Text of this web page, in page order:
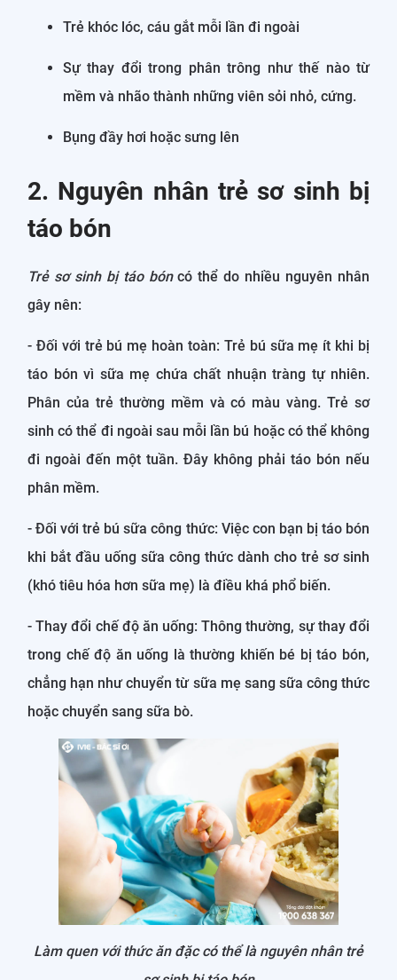
Trẻ khóc lóc, cáu gắt mỗi lần đi ngoài
Sự thay đổi trong phân trông như thế nào từ
mềm và nhão thành những viên sỏi nhỏ, cứng.
Bụng đầy hơi hoặc sưng lên
2. Nguyên nhân trẻ sơ sinh bị
táo bón
Trẻ sơ sinh bị táo bóncó thể do nhiều nguyên nhân
gây nên:
- Đối với trẻ bú mẹ hoàn toàn: Trẻ bú sữa mẹ ít khi bị
táo bón vì sữa mẹ chứa chất nhuận tràng tự nhiên.
Phân của trẻ thường mềm và có màu vàng. Trẻ sơ
sinh có thể đi ngoài sau mỗi lần bú hoặc có thể không
đi ngoài đến một tuần. Đây không phải táo bón nếu
phân mềm.
- Đối với trẻ bú sữa công thức: Việc con bạn bị táo bón
khi bắt đầu uống sữa công thức dành cho trẻ sơ sinh
(khó tiêu hóa hơn sữa mẹ) là điều khá phổ biến.
- Thay đổi chế độ ăn uống: Thông thường, sự thay đổi
trong chế độ ăn uống là thường khiến bé bị táo bón,
chẳng hạn như chuyển từ sữa mẹ sang sữa công thức
hoặc chuyển sang sữa bò.
Làm quen với thức ăn đặc có thể là nguyên nhân trẻ